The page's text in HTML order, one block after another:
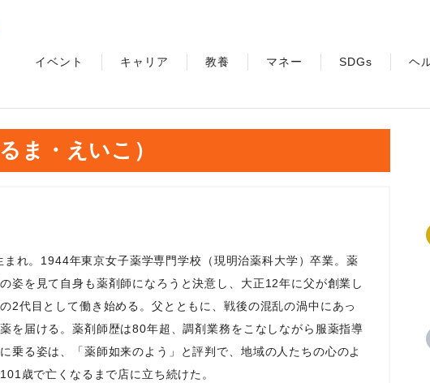
イベント キャリア 教養 マネー SDGs ヘ
ま・えいこ）
まれ。1944年東京女子薬学専門学校（現明治薬科大学）卒業。薬
姿を見て自身も薬剤師になろうと決意し、大正12年に父が創業し
2代目として働き始める。父とともに、戦後の混乱の渦中にあっ
を届ける。薬剤師歴は80年超、調剤業務をこなしながら服薬指導
乗る姿は、「薬師如来のよう」と評判で、地域の人たちの心のよ
歳で亡くなるまで店に立ち続けた。